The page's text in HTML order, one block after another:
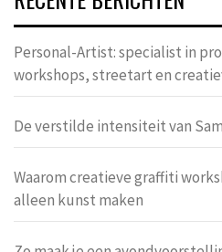
Personal-Artist: specialist in
workshops, streetart en
De verstilde intensiteit van
Waarom creatieve graffiti
alleen kunst maken